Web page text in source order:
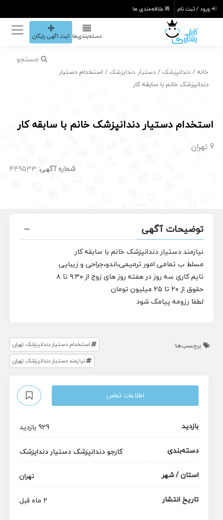
ورود / ثبت نام علاقه‌مندی ها
دسته‌بندی‌ها ثبت اگهی رایگان
جستجو
خانه /دندانپزشک /دستیار دنداپزشک / استخدام دستیار
دندانپزشک خانم با سابقه کار
استخدام دستیار دندانپزشک خانم با سابقه کار
تهران
شماره آگهی: 449533
توضیحات آگهی
نیازمند دستیار دندانپزشک خانم با سابقه کار
مسلط ب تمامی امور ترمیمی،اندو،جراحی و زیبایی
تایم کاری سه روز در هفته روز های زوج از ۹:۳۰ تا ۸
حقوق از ۲۰ تا ۲۵ میلیون تومان
لطفا رزومه پیامک شود
برچسب‌ها:
استخدام دستیار دندانپزشک تهران
نیازمند دستیار دندانپزشک تهران
اطلاعات تماس
بازدید
929 بازدید
دسته‌بندی
کارجودندانپزشک دستیار دنداپزشک
استان / شهر
تهران
تاریخ انتشار
2 ماه قبل